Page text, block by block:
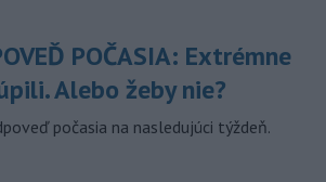
POČASIA: Extrémne
Alebo žeby nie?
počasia na nasledujúci týždeň.